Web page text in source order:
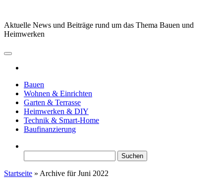
springen
Aktuelle News und Beiträge rund um das Thema Bauen und
Heimwerken
Bauen
Wohnen & Einrichten
Garten & Terrasse
Heimwerken & DIY
Technik & Smart-Home
Baufinanzierung
nach:
Startseite » Archive für Juni 2022